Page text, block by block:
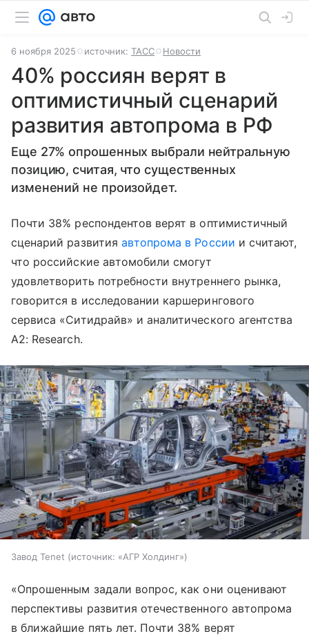
6 ноября 2025 источник: ТАСС Новости
40% россиян верят в
оптимистичный сценарий
развития автопрома в РФ
Еще 27% опрошенных выбрали нейтральную
позицию, считая, что существенных
изменений не произойдет.
Почти 38% респондентов верят в оптимистичный
сценарий развития автопрома в России и считают,
что российские автомобили смогут
удовлетворить потребности внутреннего рынка,
говорится в исследовании каршерингового
сервиса «Ситидрайв» и аналитического агентства
A2: Research.
Завод Tenet источник: «АГР Холдинг»
«Опрошенным задали вопрос, как они оценивают
перспективы развития отечественного автопрома
в ближайшие пять лет. Почти 38% верят